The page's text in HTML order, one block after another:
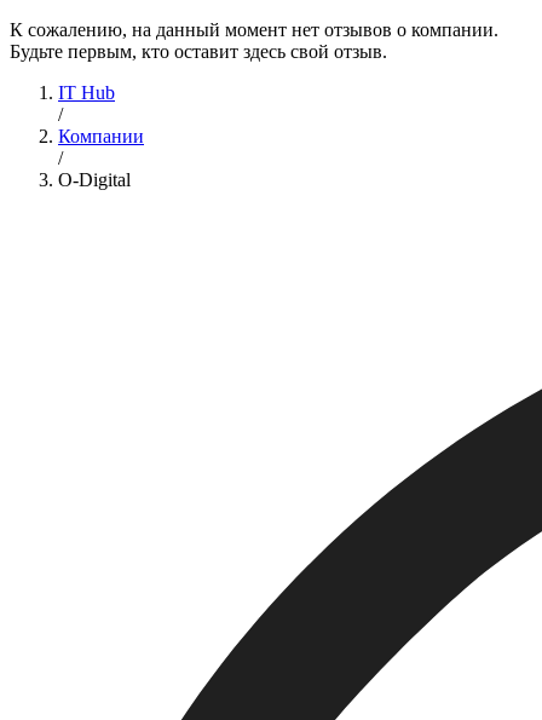
К сожалению, на данный момент нет отзывов о компании.
Будьте первым, кто оставит здесь свой отзыв.
IT Hub
/
Компании
/
O-Digital